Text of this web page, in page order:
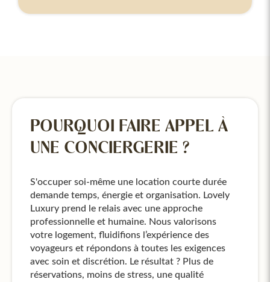
POURQUOI FAIRE APPEL À
UNE CONCIERGERIE ?
S'occuper soi-même une location courte durée
demande temps, énergie et organisation. Lovely
Luxury prend le relais avec une approche
professionnelle et humaine. Nous valorisons
votre logement, fluidifions l’expérience des
voyageurs et répondons à toutes les exigences
avec soin et discrétion. Le résultat ? Plus de
réservations, moins de stress, une qualité